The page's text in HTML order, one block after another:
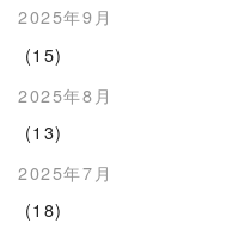
2025年9月
(15)
2025年8月
(13)
2025年7月
(18)